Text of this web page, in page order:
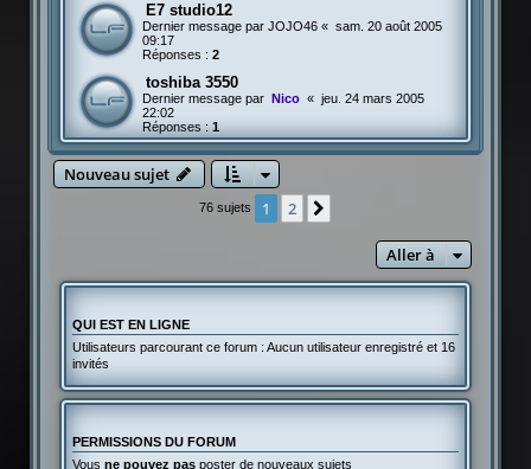
E7 studio12
Dernier message par JOJO46« sam. 20 août 2005
09:17
Réponses : 2
toshiba 3550
Dernier message par Nico « jeu. 24 mars 2005
22:02
Réponses :1
Nouveau sujet
76 sujets 1 2
Aller à
QUI EST EN LIGNE
Utilisateurs parcourant ce forum : Aucun utilisateur enregistré et 16
invités
PERMISSIONS DU FORUM
Vous ne pouvez pasposter de nouveaux sujets